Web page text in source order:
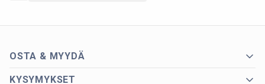
OSTA & MYYDÄ
KYSYMYKSET